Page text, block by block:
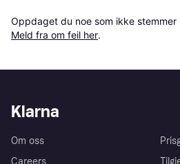
Oppdaget du noe som ikke
Meld fra om feil her.
Klarna
Om oss
Careers